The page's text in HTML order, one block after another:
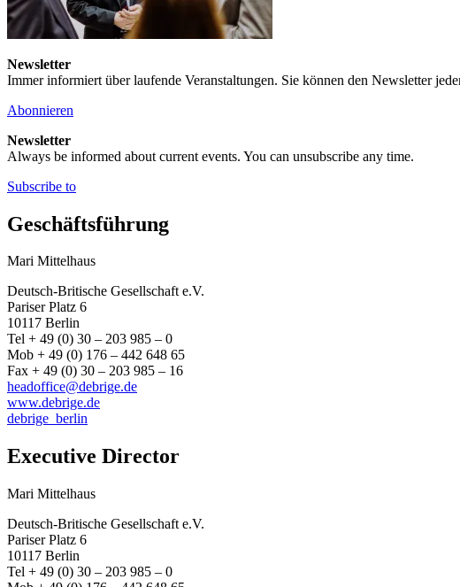
Newsletter
Immer informiert über laufende Veranstaltungen. Sie können den Newsletter
Abonnieren
Newsletter
Always be informed about current events. You can unsubscribe any time.
Subscribe to
Geschäftsführung
Mari Mittelhaus
Deutsch-Britische Gesellschaft e.V.
Pariser Platz 6
10117 Berlin
Tel + 49 (0) 30 – 203 985 – 0
Mob + 49 (0) 176 – 442 648 65
Fax + 49 (0) 30 – 203 985 – 16
headoffice@debrige.de
www.debrige.de
debrige_berlin
Executive Director
Mari Mittelhaus
Deutsch-Britische Gesellschaft e.V.
Pariser Platz 6
10117 Berlin
Tel + 49 (0) 30 – 203 985 – 0